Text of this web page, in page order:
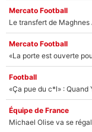
Mercato Football
Mercato Football
Football
Équipe de France